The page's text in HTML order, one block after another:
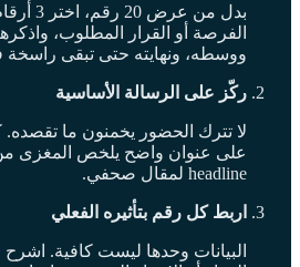
بدل
الفرصة أو القرار المطلوب،
ووسطه، ونهايته حتى تبقى راسخة
ركّز على الرسالة الأساسية
على عنوان واضح يلخص المغزى من
headline لمقال صحفي.
اربط كل رقم بتأثيره الفعلي
البيانات وحدها ليست كافية. اشرح